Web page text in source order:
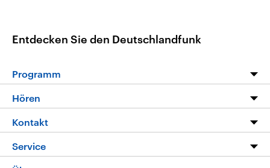
Entdecken Sie den Deutschlandfunk
Programm
Programm
Die Nachrichten
Nachrichtenleicht
Hören
Livestream
Podcasts
Kontakt
Hörerservice
Service